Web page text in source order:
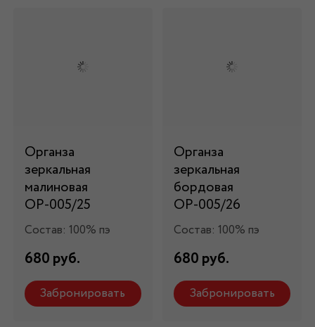
Органза
зеркальная
малиновая
ОР-005/25
Состав: 100% пэ
680 руб.
Забронировать
Органза
зеркальная
бордовая
ОР-005/26
Состав: 100% пэ
680 руб.
Забронировать